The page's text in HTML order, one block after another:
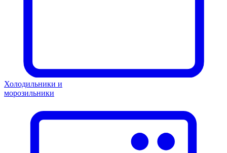
Холодильники и
морозильники